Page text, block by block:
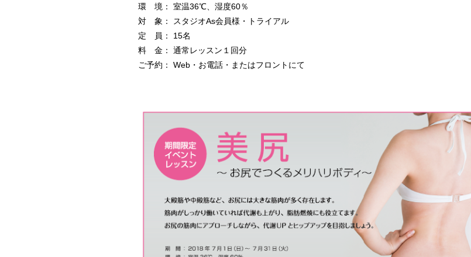
環 境： 室温36℃、湿度60％
対 象： スタジオAs会員様・トライアル
定 員： 15名
料 金： 通常レッスン１回分
ご予約： Web・お電話・またはフロントにて